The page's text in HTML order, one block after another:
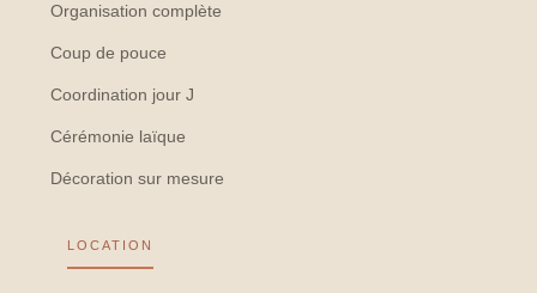
Organisation complète
Coup de pouce
Coordination jour J
Cérémonie laïque
Décoration sur mesure
LOCATION